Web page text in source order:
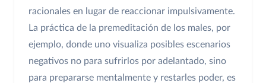
racionales en lugar de reaccionar impulsivamente.
La práctica de la premeditación de los males, por
ejemplo, donde uno visualiza posibles escenarios
negativos no para sufrirlos por adelantado, sino
para prepararse mentalmente y restarles poder, es